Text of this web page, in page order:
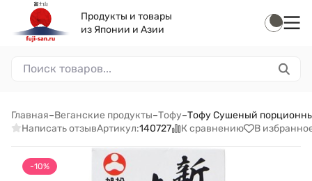
Продукты и товары
из Японии и Азии
Главная–Веганские продукты–Тофу–Тофу Сушеный
Написать отзывАртикул:140727 К сравнению В
-10%